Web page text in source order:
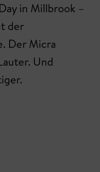
in Millbrook –
der
Der Micra
Und